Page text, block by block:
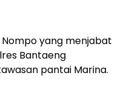
yang menjabat
Bantaeng
pantai Marina.